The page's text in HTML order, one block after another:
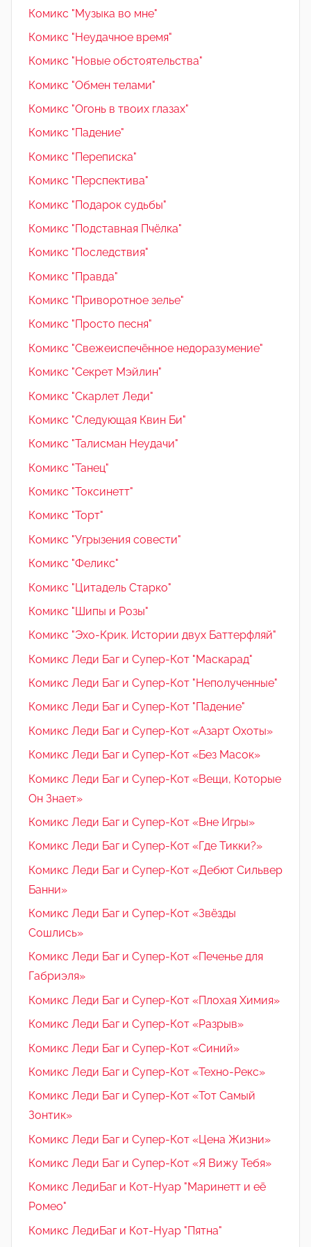
Комикс "Музыка во мне"
Комикс "Неудачное время"
Комикс "Новые обстоятельства"
Комикс "Обмен телами"
Комикс "Огонь в твоих глазах"
Комикс "Падение"
Комикс "Переписка"
Комикс "Перспектива"
Комикс "Подарок судьбы"
Комикс "Подставная Пчёлка"
Комикс "Последствия"
Комикс "Правда"
Комикс "Приворотное зелье"
Комикс "Просто песня"
Комикс "Свежеиспечённое недоразумение"
Комикс "Секрет Мэйлин"
Комикс "Скарлет Леди"
Комикс "Следующая Квин Би"
Комикс "Талисман Неудачи"
Комикс "Танец"
Комикс "Токсинетт"
Комикс "Торт"
Комикс "Угрызения совести"
Комикс "Феликс"
Комикс "Цитадель Старко"
Комикс "Шипы и Розы"
Комикс "Эхо-Крик. Истории двух Баттерфляй"
Комикс Леди Баг и Супер-Кот "Маскарад"
Комикс Леди Баг и Супер-Кот "Неполученные"
Комикс Леди Баг и Супер-Кот "Падение"
Комикс Леди Баг и Супер-Кот «Азарт Охоты»
Комикс Леди Баг и Супер-Кот «Без Масок»
Комикс Леди Баг и Супер-Кот «Вещи, Которые
Он Знает»
Комикс Леди Баг и Супер-Кот «Вне Игры»
Комикс Леди Баг и Супер-Кот «Где Тикки?»
Комикс Леди Баг и Супер-Кот «Дебют Сильвер
Банни»
Комикс Леди Баг и Супер-Кот «Звёзды
Сошлись»
Комикс Леди Баг и Супер-Кот «Печенье для
Габриэля»
Комикс Леди Баг и Супер-Кот «Плохая Химия»
Комикс Леди Баг и Супер-Кот «Разрыв»
Комикс Леди Баг и Супер-Кот «Синий»
Комикс Леди Баг и Супер-Кот «Техно-Рекс»
Комикс Леди Баг и Супер-Кот «Тот Самый
Зонтик»
Комикс Леди Баг и Супер-Кот «Цена Жизни»
Комикс Леди Баг и Супер-Кот «Я Вижу Тебя»
Комикс ЛедиБаг и Кот-Нуар "Маринетт и её
Ромео"
Комикс ЛедиБаг и Кот-Нуар "Пятна"